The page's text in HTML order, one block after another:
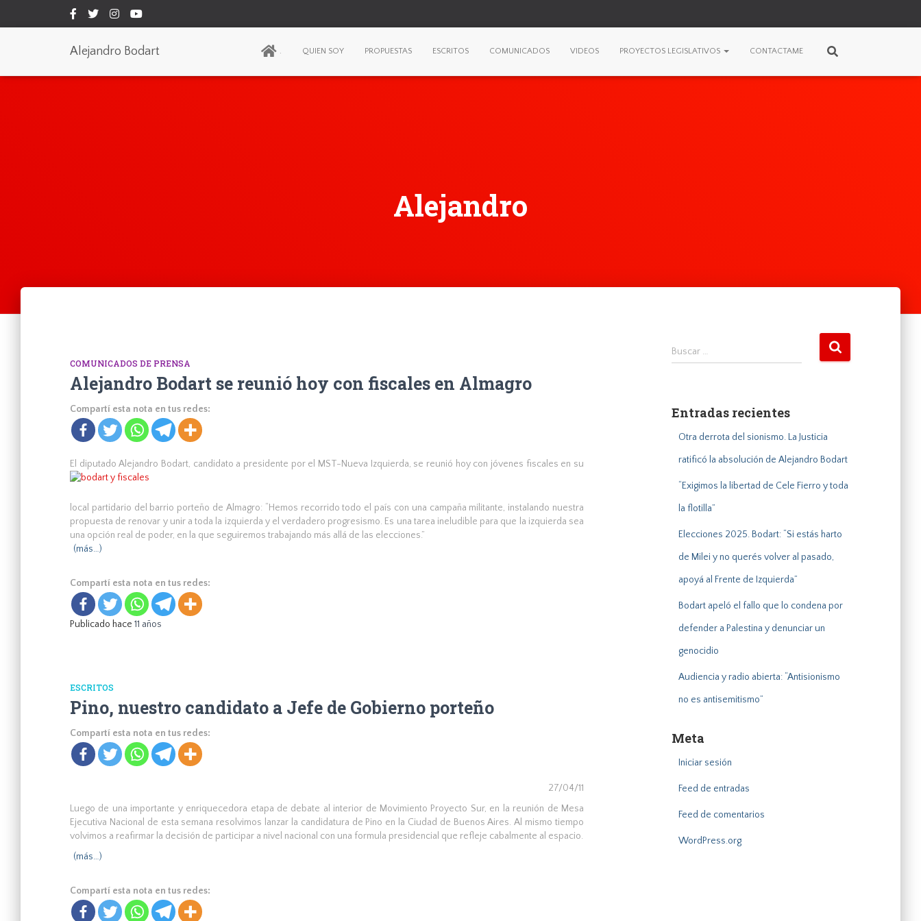
Alejandro Bodart . QUIEN SOY PROPUESTAS ESCRITOS COMUNICADOS VIDEOS PROYECTOS LEGISLATIVOS CONTACTAME
Alejandro
COMUNICADOS DE PRENSA
Alejandro Bodart se reunió hoy con fiscales en Almagro
Compartí esta nota en tus redes:
El diputado Alejandro Bodart, candidato a presidente por el MST-Nueva Izquierda, se reunió hoy con jóvenes fiscales en su
local partidario del barrio porteño de Almagro: “Hemos recorrido todo el país con una campaña militante, instalando nuestra
propuesta de renovar y unir a toda la izquierda y el verdadero progresismo. Es una tarea ineludible para que la izquierda sea
una opción real de poder, en la que seguiremos trabajando más allá de las elecciones.”
(más…)
Compartí esta nota en tus redes:
Publicado hace 11 años
ESCRITOS
Pino, nuestro candidato a Jefe de Gobierno porteño
Compartí esta nota en tus redes:
27/04/11
Luego de una importante y enriquecedora etapa de debate al interior de Movimiento Proyecto Sur, en la reunión de Mesa
Ejecutiva Nacional de esta semana resolvimos lanzar la candidatura de Pino en la Ciudad de Buenos Aires. Al mismo tiempo
volvimos a reafirmar la decisión de participar a nivel nacional con una formula presidencial que refleje cabalmente al espacio.
(más…)
Compartí esta nota en tus redes:
B
r
Buscar …
Entradas recientes
Otra derrota del sionismo. La Justicia
ratificó la absolución de Alejandro Bodart
“Exigimos la libertad de Cele Fierro y toda
la flotilla”
Elecciones 2025. Bodart: “Si estás harto
de Milei y no querés volver al pasado,
apoyá al Frente de Izquierda”
Bodart apeló el fallo que lo condena por
defender a Palestina y denunciar un
genocidio
Audiencia y radio abierta: “Antisionismo
no es antisemitismo”
Meta
Iniciar sesión
Feed de entradas
Feed de comentarios
WordPress.org